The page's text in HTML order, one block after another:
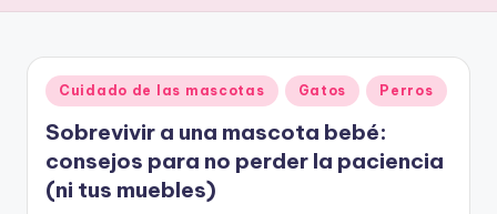
Publicado
en
Cuidado de las mascotas Gatos Perros
Sobrevivir a una mascota bebé:
consejos para no perder la paciencia
(ni tus muebles)